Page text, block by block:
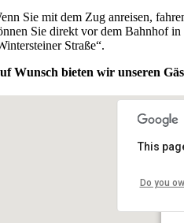
Sie mit dem Zug anreisen,
Sie direkt vor dem Bahnhof
Straße“.
Wunsch bieten wir unseren
This
Do you